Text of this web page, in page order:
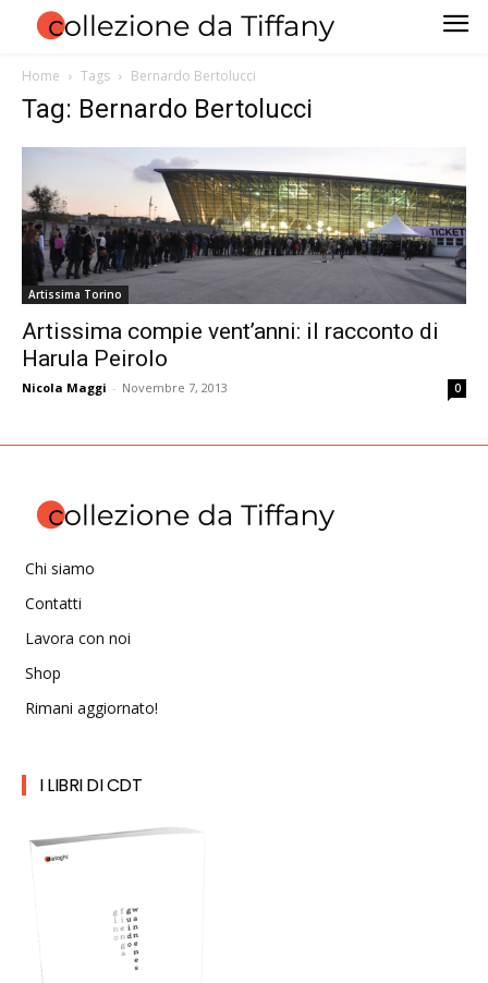
Home Tags Bernardo Bertolucci
Tag: Bernardo Bertolucci
Artissima Torino
Artissima compie vent’anni: il racconto di
Harula Peirolo
Nicola Maggi - Novembre 7, 2013 0
Chi siamo
Contatti
Lavora con noi
Shop
Rimani aggiornato!
I LIBRI DI CDT